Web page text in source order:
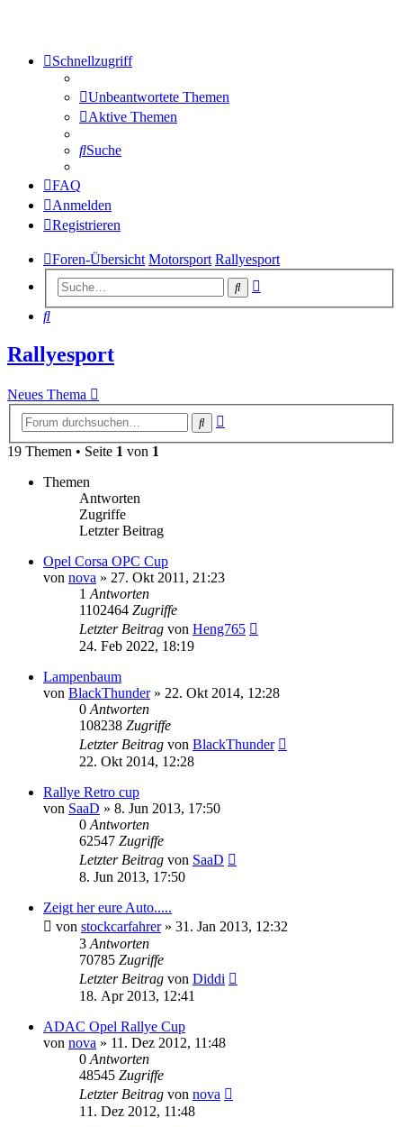
Schnellzugriff
Unbeantwortete Themen
Aktive Themen
Suche
FAQ
Anmelden
Registrieren
Foren-Übersicht Motorsport Rallyesport
Suche
Suche
Rallyesport
Neues Thema
Suche
19 Themen • Seite 1 von 1
Themen
Antworten
Zugriffe
Letzter Beitrag
Opel Corsa OPC Cup
von nova » 27. Okt 2011, 21:23
1 Antworten
1102464 Zugriffe
Letzter Beitrag von Heng765
24. Feb 2022, 18:19
Lampenbaum
von BlackThunder» 22. Okt 2014, 12:28
0 Antworten
108238 Zugriffe
Letzter Beitrag von BlackThunder
22. Okt 2014, 12:28
Rallye Retro cup
von SaaD » 8. Jun 2013, 17:50
0 Antworten
62547 Zugriffe
Letzter Beitrag von SaaD
8. Jun 2013, 17:50
Zeigt her eure Auto.....
von stockcarfahrer» 31. Jan 2013, 12:32
3 Antworten
70785 Zugriffe
Letzter Beitrag von Diddi
18. Apr 2013, 12:41
ADAC Opel Rallye Cup
von nova » 11. Dez 2012, 11:48
0 Antworten
48545 Zugriffe
Letzter Beitrag von nova
11. Dez 2012, 11:48